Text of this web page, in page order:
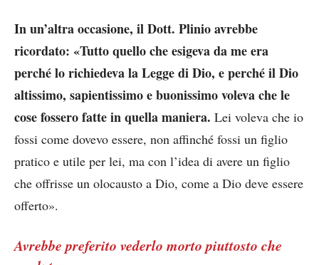
In un’altra occasione, il Dott. Plinio avrebbe
ricordato: «Tutto quello che esigeva da me era
perché lo richiedeva la Legge di Dio, e perché il Dio
altissimo, sapientissimo e buonissimo voleva che le
cose fossero fatte in quella maniera. Lei voleva che io
fossi come dovevo essere, non affinché fossi un figlio
pratico e utile per lei, ma con l’idea di avere un figlio
che offrisse un olocausto a Dio, come a Dio deve essere
offerto».
Avrebbe preferito vederlo morto piuttosto che